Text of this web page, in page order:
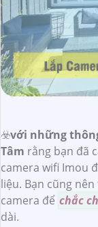
☣️với những
Tâm rằng bạn đã
camera wifi Imou
liệu. Bạn cũng
camera để chắc
dài.